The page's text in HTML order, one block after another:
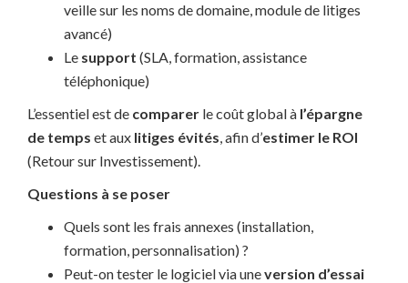
veille sur les noms de domaine, module de litiges
avancé)
Le support (SLA, formation, assistance
téléphonique)
L’essentiel est de comparer le coût global à l’épargne
de temps et aux litiges évités, afin d’estimer le ROI
(Retour sur Investissement).
Questions à se poser
Quels sont les frais annexes (installation,
formation, personnalisation) ?
Peut-on tester le logiciel via uneversion d’essai